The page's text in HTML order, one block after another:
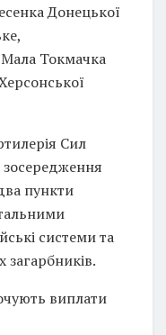
Донецької
Токмачка
Сил
пункти
системи та
загарбників.
виплати